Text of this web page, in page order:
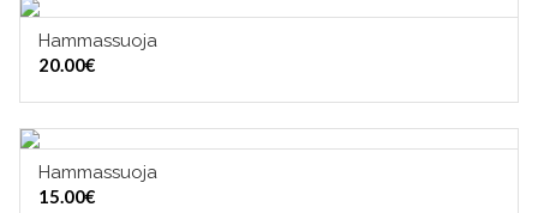
Hammassuoja
20.00€
Hammassuoja
15.00€